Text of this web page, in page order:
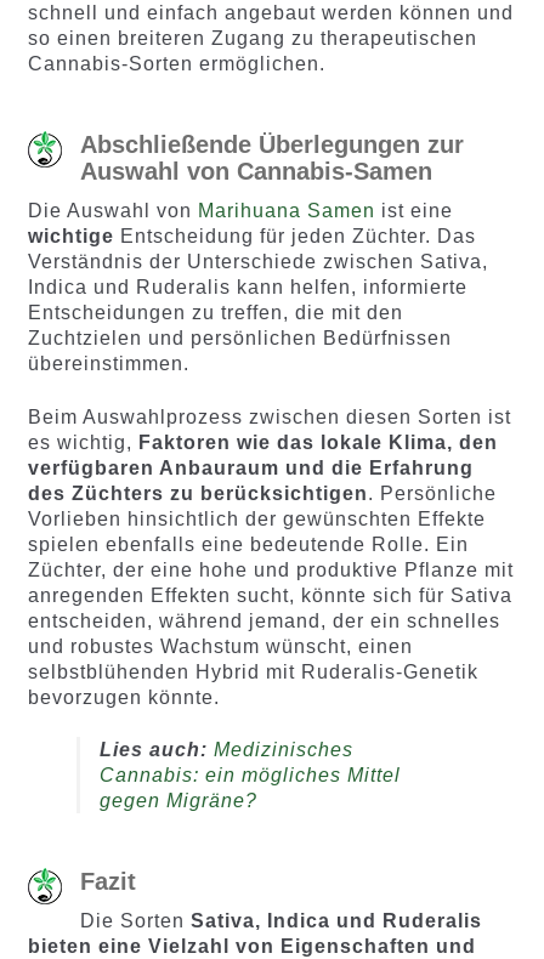
schnell und einfach angebaut werden können und
so einen breiteren Zugang zu therapeutischen
Cannabis-Sorten ermöglichen.
Abschließende Überlegungen zur
Auswahl von Cannabis-Samen
Die Auswahl von Marihuana Samen ist eine
wichtige Entscheidung für jeden Züchter. Das
Verständnis der Unterschiede zwischen Sativa,
Indica und Ruderalis kann helfen, informierte
Entscheidungen zu treffen, die mit den
Zuchtzielen und persönlichen Bedürfnissen
übereinstimmen.
Beim Auswahlprozess zwischen diesen Sorten ist
es wichtig, Faktoren wie das lokale Klima, den
verfügbaren Anbauraum und die Erfahrung
des Züchters zu berücksichtigen. Persönliche
Vorlieben hinsichtlich der gewünschten Effekte
spielen ebenfalls eine bedeutende Rolle. Ein
Züchter, der eine hohe und produktive Pflanze mit
anregenden Effekten sucht, könnte sich für Sativa
entscheiden, während jemand, der ein schnelles
und robustes Wachstum wünscht, einen
selbstblühenden Hybrid mit Ruderalis-Genetik
bevorzugen könnte.
Lies auch: Medizinisches
Cannabis: ein mögliches Mittel
gegen Migräne?
Fazit
Die Sorten Sativa, Indica und Ruderalis
bieten eine Vielzahl von Eigenschaften und